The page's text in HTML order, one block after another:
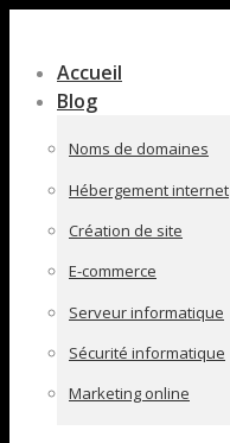
pleine
largeur
Accueil
Blog
Noms de domaines
Hébergement internet
Création de site
E-commerce
Serveur informatique
Sécurité informatique
Marketing online